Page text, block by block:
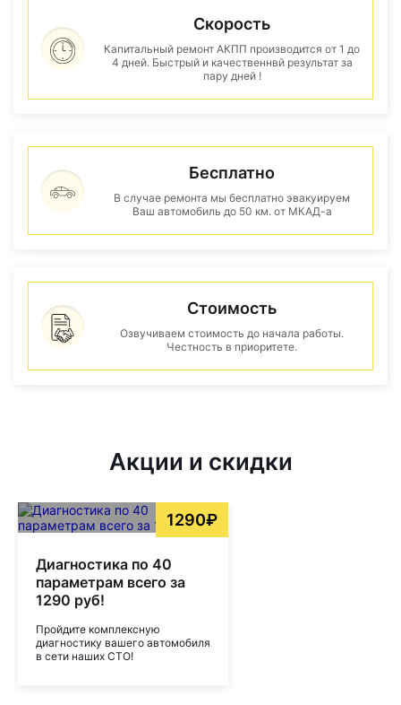
Скорость
Капитальный ремонт АКПП производится от 1 до
4 дней. Быстрый и качественнвй результат за
пару дней !
Бесплатно
В случае ремонта мы бесплатно эвакуируем
Ваш автомобиль до 50 км. от МКАД-а
Стоимость
Озвучиваем стоимость до начала работы.
Честность в приоритете.
Акции и скидки
1290₽
Диагностика по 40
параметрам всего за
1290 руб!
Пройдите комплексную
диагностику вашего автомобиля
в сети наших СТО!